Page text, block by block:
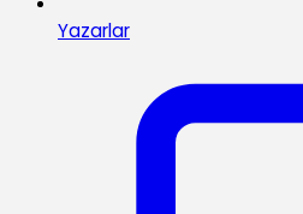
Yazarlar